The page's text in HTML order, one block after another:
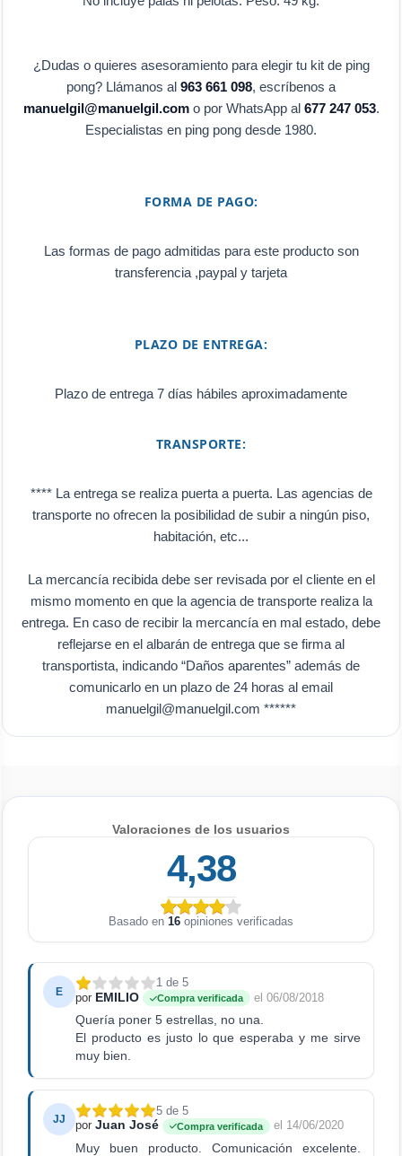
¿Dudas o quieres asesoramiento para elegir tu kit de ping
pong? Llámanos al 963 661 098, escríbenos a
manuelgil@manuelgil.como por WhatsApp al 677 247 053.
Especialistas en ping pong desde 1980.
FORMA DE PAGO:
Las formas de pago admitidas para este producto son
transferencia ,paypal y tarjeta
PLAZO DE ENTREGA:
Plazo de entrega 7 días hábiles aproximadamente
TRANSPORTE:
**** La entrega se realiza puerta a puerta. Las agencias de
transporte no ofrecen la posibilidad de subir a ningún piso,
habitación, etc...
La mercancía recibida debe ser revisada por el cliente en el
mismo momento en que la agencia de transporte realiza la
entrega. En caso de recibir la mercancía en mal estado, debe
reflejarse en el albarán de entrega que se firma al
transportista, indicando “Daños aparentes” además de
comunicarlo en un plazo de 24 horas al email
manuelgil@manuelgil.com ******
Valoraciones de los usuarios
4,38
Basado en 16 opiniones verificadas
E
1 de 5
por EMILIO Compra verificada
el 06/08/2018
Quería poner 5 estrellas, no una.
El producto es justo lo que esperaba y me sirve
muy bien.
JJ
5 de 5
por Juan José Compra verificada
el 14/06/2020
Muy buen producto. Comunicación excelente.